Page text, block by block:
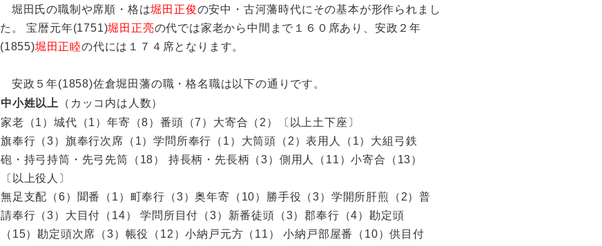
堀田氏の職制や席順・格は堀田正俊の安中・古河藩時代にその基本が形作られまし
た。 宝暦元年(1751)堀田正亮の代では家老から中間まで１６０席あり、安政２年
(1855)堀田正睦の代には１７４席となります。
安政５年(1858)佐倉堀田藩の職・格名職は以下の通りです。
中小姓以上
（カッコ内は人数）
家老（1）城代（1）年寄（8）番頭（7）大寄合（2）〔以上土下座〕
旗奉行（3）旗奉行次席（1）学問所奉行（1）大筒頭（2）表用人（1）大組弓鉄
砲・持弓持筒・先弓先筒（18） 持長柄・先長柄（3）側用人（11）小寄合（13）
〔以上役人〕
無足支配（6）聞番（1）町奉行（3）奥年寄（10）勝手役（3）学開所肝煎（2）普
請奉行（3）大目付（14） 学問所目付（3）新番徒頭（3）郡奉行（4）勘定頭
（15）勘定頭次席（3）帳役（12）小納戸元方（11） 小納戸部屋番（10）供目付